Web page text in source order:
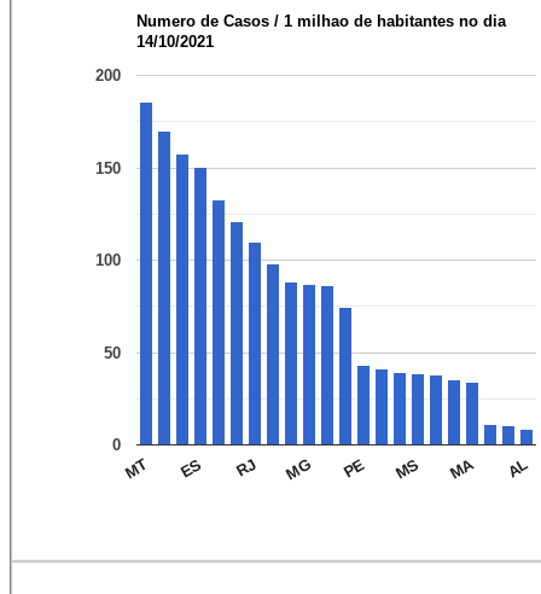
Numero de Casos / 1 milhao de habitantes no dia
14/10/2021
MT ES RJ MG PE MS MA AL
0
50
100
150
200